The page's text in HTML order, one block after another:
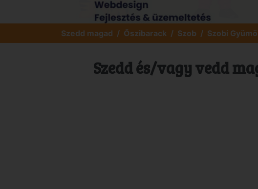
Szedd magad Őszibarack Szob Szobi
Szedd és/vagy vedd